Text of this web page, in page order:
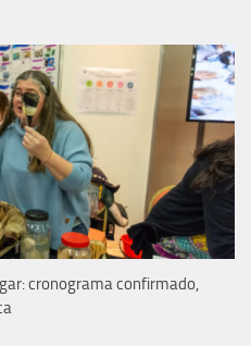
cronograma confirmado,